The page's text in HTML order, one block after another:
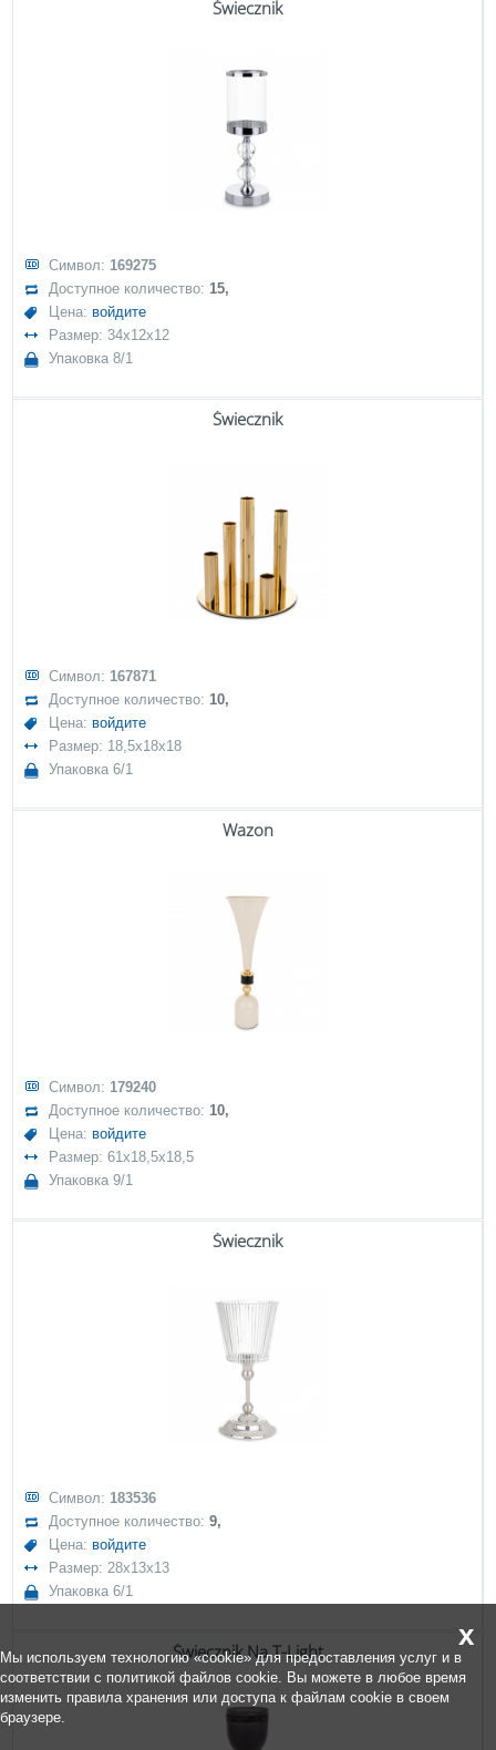
Świecznik
Символ: 169275
Доступное количество:15,
Цена: войдите
Размер: 34x12x12
Упаковка 8/1
Świecznik
Символ: 167871
Доступное количество:10,
Цена: войдите
Размер: 18,5x18x18
Упаковка 6/1
Wazon
Символ: 179240
Доступное количество:10,
Цена: войдите
Размер: 61x18,5x18,5
Упаковка 9/1
Świecznik
Символ: 183536
Доступное количество:9,
Цена: войдите
Размер: 28x13x13
Упаковка 6/1
Świecznik Na T-Light x
Мы используем технологию «cookie» для предоставления услуг и в
соответствии с политикой файлов cookie. Вы можете в любое время
изменить правила хранения или доступа к файлам cookie в своем
браузере.